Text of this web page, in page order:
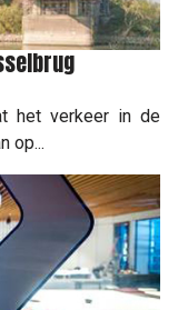
het verkeer in de
op...